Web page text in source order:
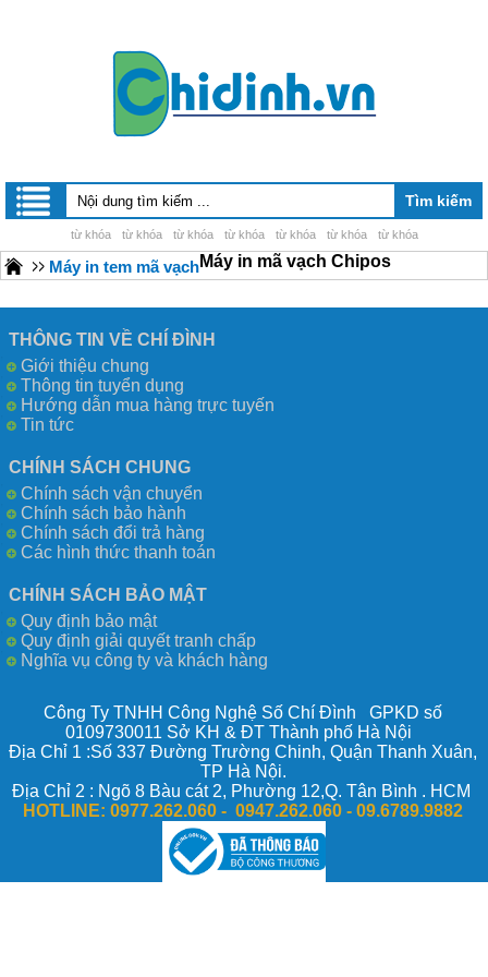
từ khóa từ khóa từ khóa từ khóa từ khóa từ khóa từ khóa
Máy in tem mã vạchMáy in mã vạch Chipos
THÔNG TIN VỀ CHÍ ĐÌNH
Giới thiệu chung
Thông tin tuyển dụng
Hướng dẫn mua hàng trực tuyến
Tin tức
CHÍNH SÁCH CHUNG
Chính sách vận chuyển
Chính sách bảo hành
Chính sách đổi trả hàng
Các hình thức thanh toán
CHÍNH SÁCH BẢO MẬT
Quy định bảo mật
Quy định giải quyết tranh chấp
Nghĩa vụ công ty và khách hàng
Công Ty TNHH Công Nghệ Số Chí Đình GPKD số
0109730011 Sở KH & ĐT Thành phố Hà Nội
Địa Chỉ 1 :Số 337 Đường Trường Chinh, Quận Thanh Xuân,
TP Hà Nội.
Địa Chỉ 2 : Ngõ 8 Bàu cát 2, Phường 12,Q. Tân Bình . HCM
HOTLINE: 0977.262.060 - 0947.262.060 -09.6789.9882